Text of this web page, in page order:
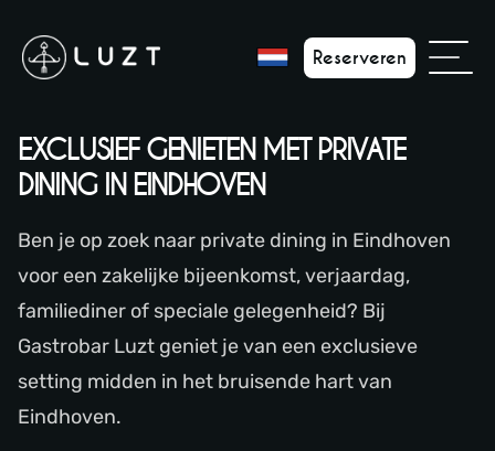
Reserveren
EXCLUSIEF GENIETEN MET PRIVATE
DINING IN EINDHOVEN
Ben je op zoek naar private dining in Eindhoven
voor een zakelijke bijeenkomst, verjaardag,
familiediner of speciale gelegenheid? Bij
Gastrobar Luzt geniet je van een exclusieve
setting midden in het bruisende hart van
Eindhoven.